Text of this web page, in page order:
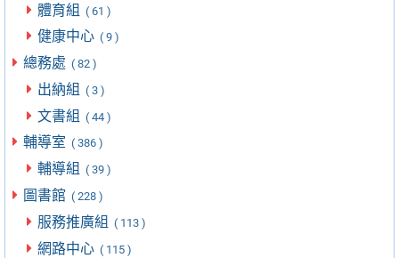
體育組 ( 61 )
健康中心 ( 9 )
總務處 ( 82 )
出納組 ( 3 )
文書組 ( 44 )
輔導室 ( 386 )
輔導組 ( 39 )
圖書館 ( 228 )
服務推廣組 ( 113 )
網路中心 ( 115 )